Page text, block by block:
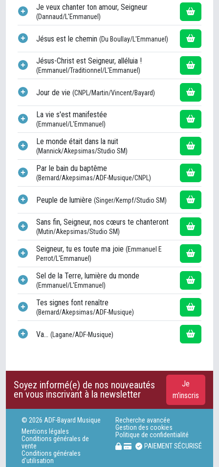
Je veux chanter ton amour, Seigneur
(Dannaud/L'Emmanuel)
Jésus est le chemin (Du Boullay/L'Emmanuel)
Jésus-Christ est Seigneur, alléluia !
(Emmanuel/Traditionnel/L'Emmanuel)
Jour de vie (CNPL/Martin/Vincent/Bayard)
La vie s'est manifestée
(Emmanuel/L'Emmanuel)
Le monde était dans la nuit
(Mannick/Akepsimas/Studio SM)
Par le bain du baptême
(Bernard/Akepsimas/ADF-Musique/CNPL)
Peuple de lumière (Singer/Kempf/Studio SM)
Sans fin, Seigneur, nos cœurs te chanteront
(Mutin/Akepsimas/Studio SM)
Seigneur, tu es toute ma joie (Emmanuel E
Perrot/L'Emmanuel)
Sel de la Terre, lumière du monde
(Emmanuel/L'Emmanuel)
Tes signes font renaître
(Bernard/Akepsimas/ADF-Musique)
Va... (Lagane/ADF-Musique)
Soyez informé(e) de nos nouveautés
en vous inscrivant à la newsletter
Je
m'inscris
© 2026 ADF-Bayard Musique
Mentions légales
Conditions générales de
vente
Conditions générales
d'utilisation
Recherche avancée
Gestion des cookies
Politique de confidentialité
PAIEMENT SÉCURISÉ